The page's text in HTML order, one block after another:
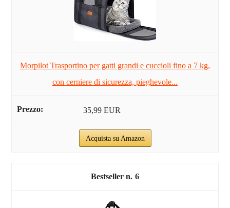
Morpilot Trasportino per gatti grandi e cuccioli fino a 7 kg,
con cerniere di sicurezza, pieghevole...
35,99 EUR
Acquista su Amazon
6